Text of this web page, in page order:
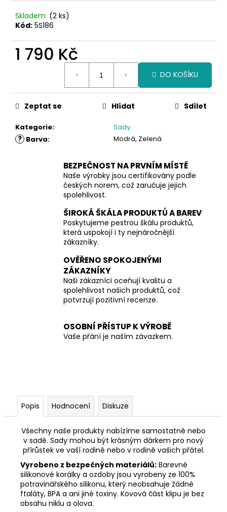
Skladem (2 ks)
Kód: 5S186
1 790 Kč
DO KOŠÍKU
Kategorie: Sady
? Barva: Modrá, Zelená
Zeptat se Hlídat Sdílet
BEZPEČNOST NA PRVNÍM MÍSTĚ
Naše výrobky jsou certifikovány podle
českých norem, což zaručuje jejich
spolehlivost.
ŠIROKÁ ŠKÁLA PRODUKTŮ A BAREV
Poskytujeme pestrou škálu produktů,
která uspokojí i ty nejnáročnější
zákazníky.
OVĚŘENO SPOKOJENÝMI
ZÁKAZNÍKY
Naši zákazníci oceňují kvalitu a
spolehlivost našich produktů, což
potvrzují pozitivní recenze.
OSOBNÍ PŘÍSTUP K VÝROBĚ
Vaše přání je naším závazkem.
Popis Hodnocení Diskuze
Všechny naše produkty nabízíme samostatně nebo
v sadě. Sady mohou být krásným dárkem pro nový
přírůstek ve vaší rodině nebo v rodině vašich přátel.
Vyrobeno z bezpečných materiálů: Barevné
silikonové korálky a ozdoby jsou vyrobeny ze 100%
potravinářského silikonu, který neobsahuje žádné
ftaláty, BPA a ani jiné toxiny. Kovová část klipu je bez
obsahu niklu a olova.